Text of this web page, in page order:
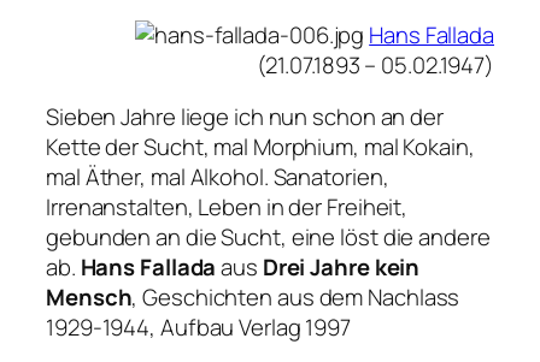
Hans Fallada
(21.07.1893 – 05.02.1947)
Sieben Jahre liege ich nun schon an der
Kette der Sucht, mal Morphium, mal Kokain,
mal Äther, mal Alkohol. Sanatorien,
Irrenanstalten, Leben in der Freiheit,
gebunden an die Sucht, eine löst die andere
ab. Hans Falladaaus Drei Jahre kein
Mensch, Geschichten aus dem Nachlass
1929-1944, Aufbau Verlag 1997